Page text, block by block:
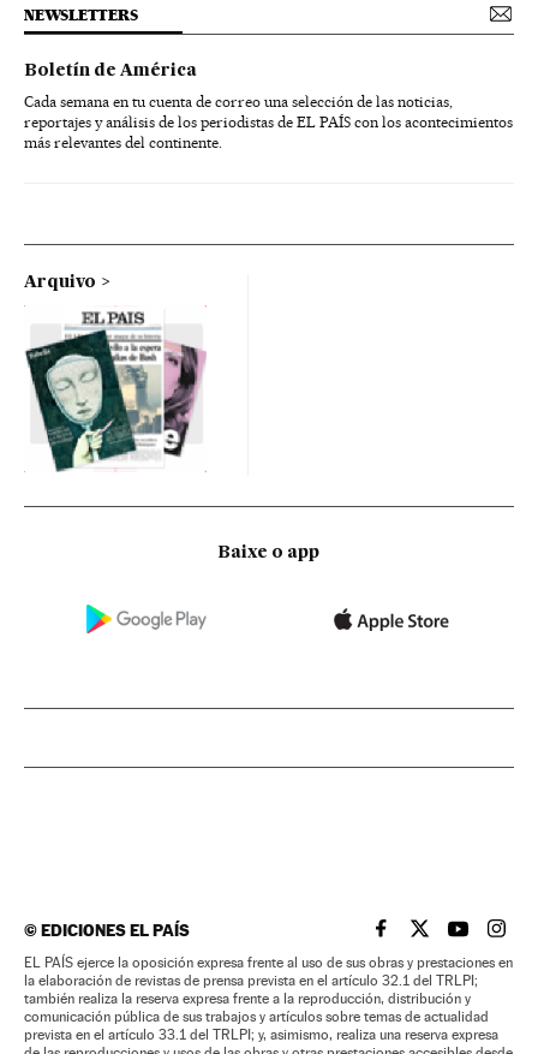
NEWSLETTERS
Boletín de América
Cada semana en tu cuenta de correo una selección de las noticias,
reportajes y análisis de los periodistas de EL PAÍS con los acontecimientos
más relevantes del continente.
Arquivo
Baixe o app
©EDICIONES EL PAÍS EL PAÍS BRASIL EN
EL PAÍSEL PAÍS
EL
EL PAÍS ejerce la oposición expresa frente al uso de sus obras y prestaciones en
la elaboración de revistas de prensa prevista en el artículo 32.1 del TRLPI;
también realiza la reserva expresa frente a la reproducción, distribución y
comunicación pública de sus trabajos y artículos sobre temas de actualidad
prevista en el artículo 33.1 del TRLPI; y, asimismo, realiza una reserva expresa